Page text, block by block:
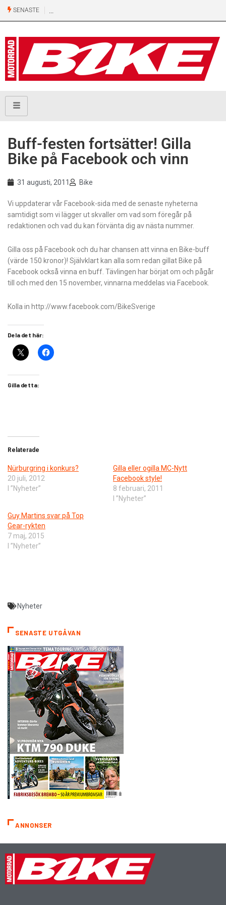
SENASTE
Buff-festen fortsätter! Gilla
Bike på Facebook och vinn
31 augusti, 2011 Bike
Vi uppdaterar vår Facebook-sida med de senaste nyheterna
samtidigt som vi lägger ut skvaller om vad som föregår på
redaktionen och vad du kan förvänta dig av nästa nummer.
Gilla oss på Facebook och du har chansen att vinna en Bike-buff
(värde 150 kronor)! Självklart kan alla som redan gillat Bike på
Facebook också vinna en buff. Tävlingen har börjat om och pågår
till och med den 15 november, vinnarna meddelas via Facebook.
Kolla in http://www.facebook.com/BikeSverige
Dela det här:
Gilla detta:
Relaterade
Nürburgring i konkurs?
20 juli, 2012
I ”Nyheter”
Gilla eller ogilla MC-Nytt
Facebook style!
8 februari, 2011
I ”Nyheter”
Guy Martins svar på Top
Gear-rykten
7 maj, 2015
I ”Nyheter”
Nyheter
SENASTE UTGÅVAN
ANNONSER